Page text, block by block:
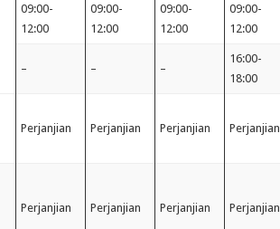
09:00-
12:00
09:00-
12:00
09:00-
12:00
09:00-
12:00
– – –
16:00-
18:00
Perjanjian Perjanjian Perjanjian Perjanjian
Perjanjian Perjanjian Perjanjian Perjanjian